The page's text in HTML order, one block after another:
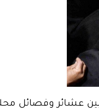
بين عشائر وفصائل